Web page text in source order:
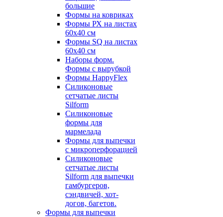
большие
Формы на ковриках
Формы РХ на листах
60х40 см
Формы SQ на листах
60х40 см
Наборы форм.
Формы с вырубкой
Формы HappyFlex
Силиконовые
сетчатые листы
Silform
Силиконовые
формы для
мармелада
Формы для выпечки
с микроперфорацией
Силиконовые
сетчатые листы
Silform для выпечки
гамбургеров,
сэндвичей, хот-
догов, багетов.
Формы для выпечки